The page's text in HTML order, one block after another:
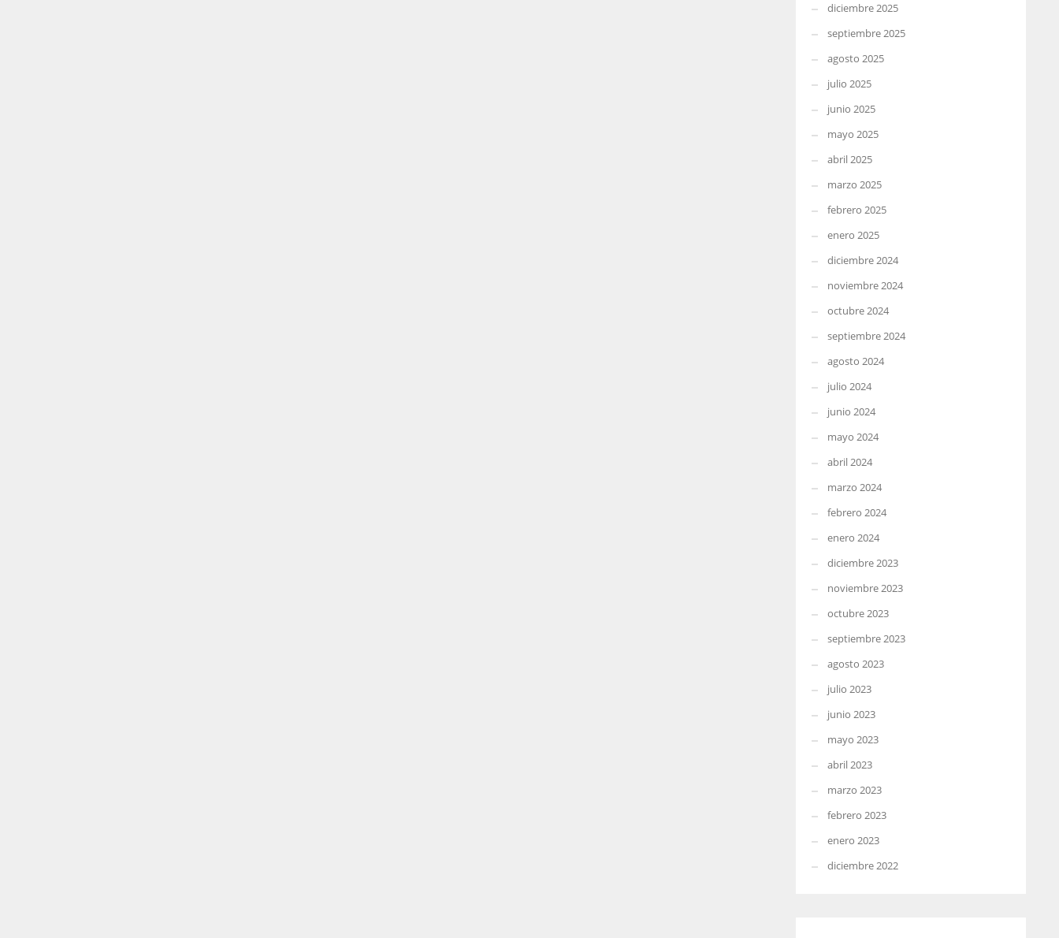
diciembre 2025
septiembre 2025
agosto 2025
julio 2025
junio 2025
mayo 2025
abril 2025
marzo 2025
febrero 2025
enero 2025
diciembre 2024
noviembre 2024
octubre 2024
septiembre 2024
agosto 2024
julio 2024
junio 2024
mayo 2024
abril 2024
marzo 2024
febrero 2024
enero 2024
diciembre 2023
noviembre 2023
octubre 2023
septiembre 2023
agosto 2023
julio 2023
junio 2023
mayo 2023
abril 2023
marzo 2023
febrero 2023
enero 2023
diciembre 2022